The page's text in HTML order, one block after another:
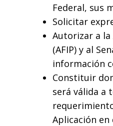
Federal, sus
Solicitar
Autorizar a la
(AFIP) y al
información
Constituir
será válida a
Aplicación